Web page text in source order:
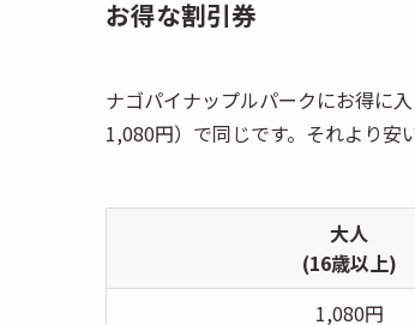
お得な割引券
ナゴパイナップルパークにお得に
1,080円）で同じです。それより安
大人
(16歳以上)
1,080円